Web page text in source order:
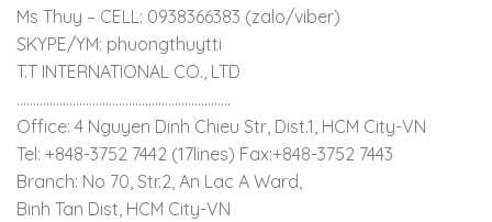
Ms Thuy – CELL: 0938366383 (zalo/viber)
SKYPE/YM: phuongthuytti
T.T INTERNATIONAL CO., LTD
………………………………………………………..
Office: 4 Nguyen Dinh Chieu Str, Dist.1, HCM City-VN
Tel: +848-3752 7442 (17lines) Fax:+848-3752 7443
Branch: No 70, Str.2, An Lac A Ward,
Binh Tan Dist, HCM City-VN